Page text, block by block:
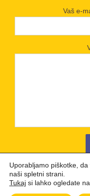
Vaš e-
Uporabljamo piškotke,
naši spletni strani.
Tukaj si lahko ogledate